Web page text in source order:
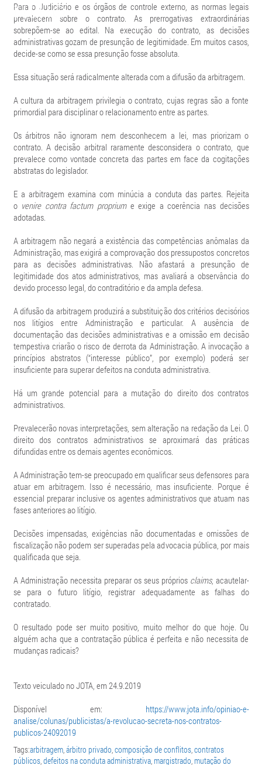
Para o Judiciário e os órgãos de controle externo, as normas legais
prevalecem sobre o contrato. As prerrogativas extraordinárias
sobrepõem-se ao edital. Na execução do contrato, as decisões
administrativas gozam de presunção de legitimidade. Em muitos casos,
decide-se como se essa presunção fosse absoluta.
Essa situação será radicalmente alterada com a difusão da arbitragem.
A cultura da arbitragem privilegia o contrato, cujas regras são a fonte
primordial para disciplinar o relacionamento entre as partes.
Os árbitros não ignoram nem desconhecem a lei, mas priorizam o
contrato. A decisão arbitral raramente desconsidera o contrato, que
prevalece como vontade concreta das partes em face da cogitações
abstratas do legislador.
E a arbitragem examina com minúcia a conduta das partes. Rejeita
o venire contra factum propriume exige a coerência nas decisões
adotadas.
A arbitragem não negará a existência das competências anômalas da
Administração, mas exigirá a comprovação dos pressupostos concretos
para as decisões administrativas. Não afastará a presunção de
legitimidade dos atos administrativos, mas avaliará a observância do
devido processo legal, do contraditório e da ampla defesa.
A difusão da arbitragem produzirá a substituição dos critérios decisórios
nos litígios entre Administração e particular. A ausência de
documentação das decisões administrativas e a omissão em decisão
tempestiva criarão o risco de derrota da Administração. A invocação a
princípios abstratos (“interesse público”, por exemplo) poderá ser
insuficiente para superar defeitos na conduta administrativa.
Há um grande potencial para a mutação do direito dos contratos
administrativos.
Prevalecerão novas interpretações, sem alteração na redação da Lei. O
direito dos contratos administrativos se aproximará das práticas
difundidas entre os demais agentes econômicos.
A Administração tem-se preocupado em qualificar seus defensores para
atuar em arbitragem. Isso é necessário, mas insuficiente. Porque é
essencial preparar inclusive os agentes administrativos que atuam nas
fases anteriores ao litígio.
Decisões impensadas, exigências não documentadas e omissões de
fiscalização não podem ser superadas pela advocacia pública, por mais
qualificada que seja.
A Administração necessita preparar os seus próprios claims, acautelar-
se para o futuro litígio, registrar adequadamente as falhas do
contratado.
O resultado pode ser muito positivo, muito melhor do que hoje. Ou
alguém acha que a contratação pública é perfeita e não necessita de
mudanças radicais?
Texto veiculado no JOTA, em 24.9.2019
Disponível em: https://www.jota.info/opiniao-e-
analise/colunas/publicistas/a-revolucao-secreta-nos-contratos-
publicos-24092019
Tags:arbitragem,árbitro privado,composição de conflitos,contratos
públicos,defeitos na conduta administrativa, margistrado, mutação do